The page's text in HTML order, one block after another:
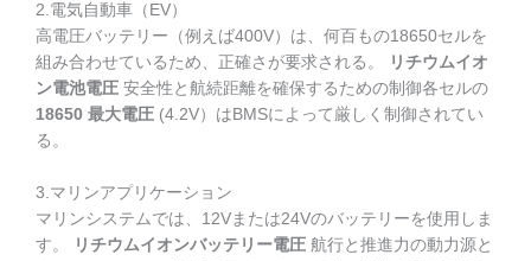
2.電気自動車（EV）
高電圧バッテリー（例えば400V）は、何百もの18650セルを
組み合わせているため、正確さが要求される。
リチウムイオ
ン電池電圧 安全性と航続距離を確保するための制御各セルの
18650 最大電圧 (4.2V）はBMSによって厳しく制御されてい
る。
3.マリンアプリケーション
マリンシステムでは、12Vまたは24Vのバッテリーを使用しま
す。
リチウムイオンバッテリー電圧 航行と推進力の動力源と